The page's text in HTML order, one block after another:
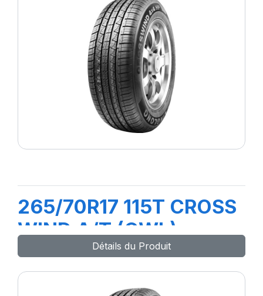
265/70R17 115T CROSS
WIND A/T (OWL)
Détails du Produit